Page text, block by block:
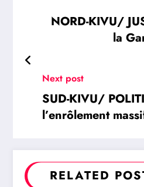
NORD-KIVU/
la
Next post
SUD-KIVU/
l’enrôlement
souveraineté
RELATED